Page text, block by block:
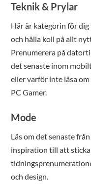
Teknik & Prylar
Här är kategorin för
och hålla koll på allt
Prenumerera på
det senaste inom
eller varför inte läsa
PC Gamer.
Mode
Läs om det senaste
inspiration till att
och design.